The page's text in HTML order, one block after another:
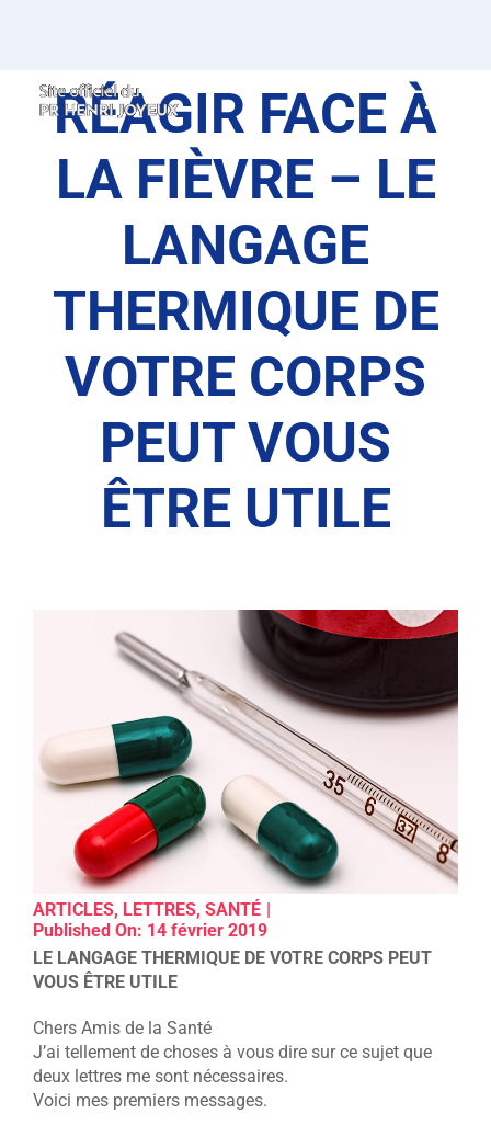
RÉAGIR FACE À
LA FIÈVRE – LE
LANGAGE
THERMIQUE DE
VOTRE CORPS
PEUT VOUS
ÊTRE UTILE
ARTICLES, LETTRES, SANTÉ |
Published On: 14 février 2019
LE LANGAGE THERMIQUE DE VOTRE CORPS PEUT
VOUS ÊTRE UTILE
Chers Amis de la Santé
J’ai tellement de choses à vous dire sur ce sujet que
deux lettres me sont nécessaires.
Voici mes premiers messages.